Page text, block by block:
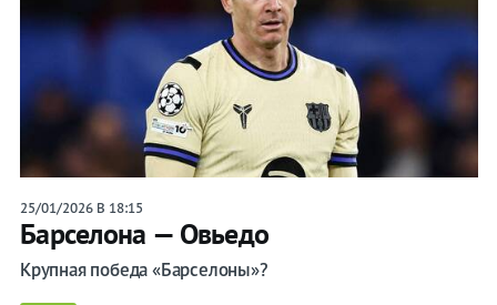
25/01/2026 В 18:15
Барселона — Овьедо
Крупная победа «Барселоны»?